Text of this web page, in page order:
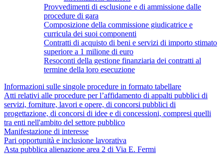
Provvedimenti di esclusione e di ammissione dalle
procedure di gara
Composizione della commissione giudicatrice e
curricula dei suoi componenti
Contratti di acquisto di beni e servizi di importo stimato
superiore a 1 milione di euro
Resoconti della gestione finanziaria dei contratti al
termine della loro esecuzione
Informazioni sulle singole procedure in formato tabellare
Atti relativi alle procedure per l’affidamento di appalti pubblici di
servizi, forniture, lavori e opere, di concorsi pubblici di
progettazione, di concorsi di idee e di concessioni, compresi quelli
tra enti nell'ambito del settore pubblico
Manifestazione di interesse
Pari opportunità e inclusione lavorativa
Asta pubblica alienazione area 2 di Via E. Fermi